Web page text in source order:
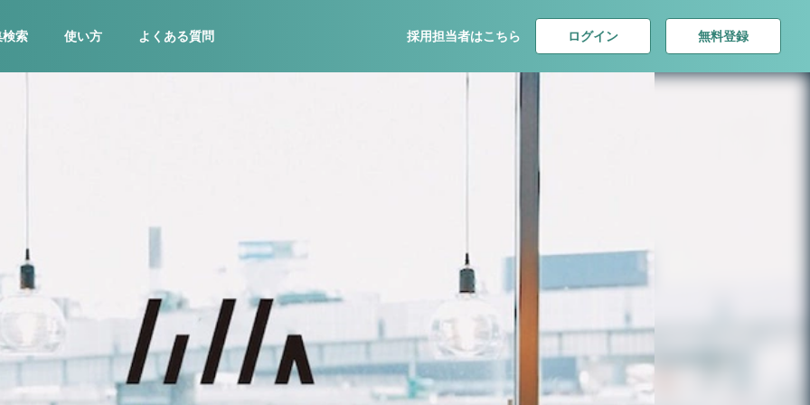
検索 使い方 よくある質問 採用担当者はこちら ログイン 無料登録